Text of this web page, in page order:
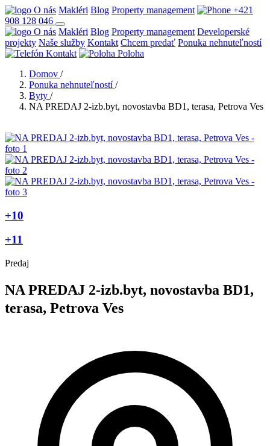
O nás Makléri Blog Property management
+421
908 128 046
O nás Makléri Blog Property management Developerské
projekty Naše služby Kontakt Chcem predať Ponuka nehnuteľností
Kontakt
Poloha
Domov /
Ponuka nehnuteľností /
Byty /
NA PREDAJ 2-izb.byt, novostavba BD1, terasa, Petrova Ves
+10
+11
Predaj
NA PREDAJ 2-izb.byt, novostavba BD1,
terasa, Petrova Ves